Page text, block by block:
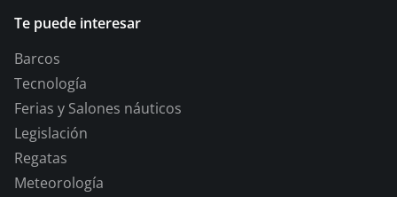
Te puede interesar
Barcos
Tecnología
Ferias y Salones náuticos
Legislación
Regatas
Meteorología